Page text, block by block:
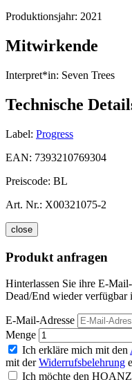
Produktionsjahr: 2021
Mitwirkende
Interpret*in: Seven Trees
Technische
Label: Progress
EAN: 7393210769304
Preiscode: BL
Art. Nr.: X00321075-2
close
Produkt anfragen
Hinterlassen Sie ihre E-
Dead/End wieder verfügbar
E-Mail-Adresse
Menge
Ich erkläre mich mit den
mit derWiderrufsbelehrung
Ich möchte den